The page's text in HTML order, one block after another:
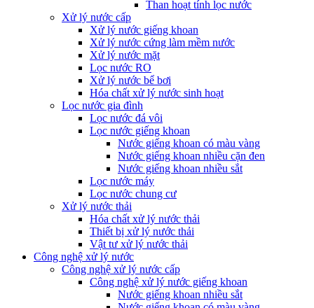
Than hoạt tính lọc nước
Xử lý nước cấp
Xử lý nước giếng khoan
Xử lý nước cứng làm mềm nước
Xử lý nước mặt
Lọc nước RO
Xử lý nước bể bơi
Hóa chất xử lý nước sinh hoạt
Lọc nước gia đình
Lọc nước đá vôi
Lọc nước giếng khoan
Nước giếng khoan có màu vàng
Nước giếng khoan nhiều cặn đen
Nước giếng khoan nhiều sắt
Lọc nước máy
Lọc nước chung cư
Xử lý nước thải
Hóa chất xử lý nước thải
Thiết bị xử lý nước thải
Vật tư xử lý nước thải
Công nghệ xử lý nước
Công nghệ xử lý nước cấp
Công nghệ xử lý nước giếng khoan
Nước giếng khoan nhiều sắt